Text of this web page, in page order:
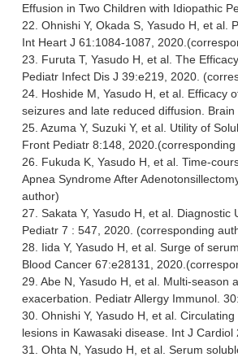
Effusion in Two Children with Idiopathic
22. Ohnishi Y, Okada S, Yasudo H, et
Int Heart J 61:1084-1087,
23. Furuta T, Yasudo H, et al. The
Pediatr Infect Dis J 39:e219, 2020.
24. Hoshide M, Yasudo H, et al. Efficacy
seizures and late reduced diffusion.
25. Azuma Y, Suzuki Y, et al. Utility of
Front Pediatr 8:148,
26. Fukuda K, Yasudo H, et al. Time-
Apnea Syndrome After
author)
27. Sakata Y, Yasudo H, et al.
Pediatr 7 : 547, 2020. (corresponding
28. Iida Y, Yasudo H, et al. Surge of
Blood Cancer 67:e28131,
29. Abe N, Yasudo H, et al. Multi-season
exacerbation. Pediatr Allergy Immunol.
30. Ohnishi Y, Yasudo H, et al.
lesions in Kawasaki disease. Int J
31. Ohta N, Yasudo H, et al. Serum